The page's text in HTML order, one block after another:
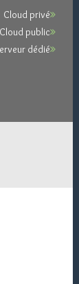
Cloud privé
Cloud public
dédié